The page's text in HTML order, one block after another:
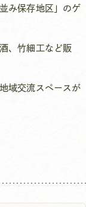
み保存地区」のゲ
、竹細工など販
域交流スペースが